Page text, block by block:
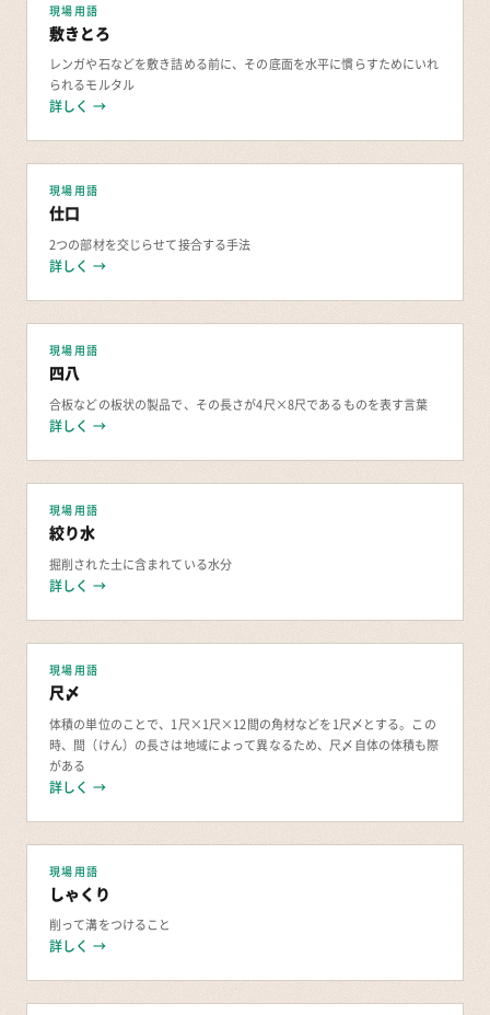
現場用語
敷きとろ
レンガや石などを敷き詰める前に、その底面を水平に慣らすためにいれ
られるモルタル
詳しく →
現場用語
仕口
2つの部材を交じらせて接合する手法
詳しく →
現場用語
四八
合板などの板状の製品で、その長さが4尺×8尺であるものを表す言葉
詳しく →
現場用語
絞り水
掘削された土に含まれている水分
詳しく →
現場用語
尺〆
体積の単位のことで、1尺×1尺×12間の角材などを1尺〆とする。この
時、間（けん）の長さは地域によって異なるため、尺〆自体の体積も際
がある
詳しく →
現場用語
しゃくり
削って溝をつけること
詳しく →